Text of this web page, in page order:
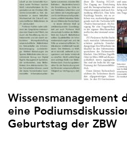
Wissensmanagement
eine
Geburtstag der ZBW